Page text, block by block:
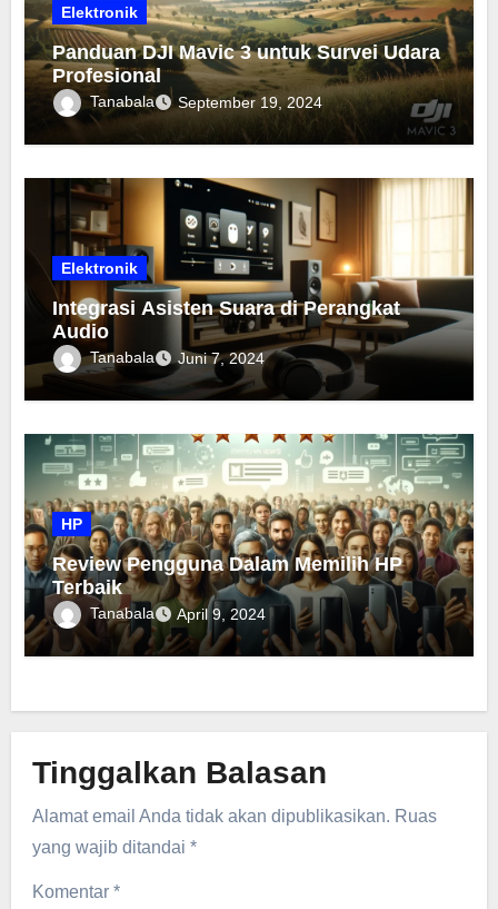
Elektronik
Panduan DJI Mavic 3 untuk Survei Udara
Profesional
Tanabala September 19, 2024
Elektronik
Integrasi Asisten Suara di Perangkat
Audio
Tanabala Juni 7, 2024
HP
Review Pengguna Dalam Memilih HP
Terbaik
Tanabala April 9, 2024
Tinggalkan Balasan
Alamat email Anda tidak akan dipublikasikan. Ruas
yang wajib ditandai *
Komentar *